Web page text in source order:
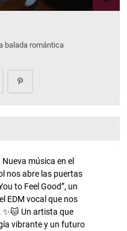
balada romántica
Nueva música en el
nos abre las puertas
to Feel Good”, un
EDM vocal que nos
✨🐱 Un artista que
vibrante y un futuro